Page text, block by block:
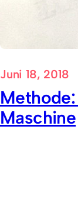
Juni 18, 2018
Maschine